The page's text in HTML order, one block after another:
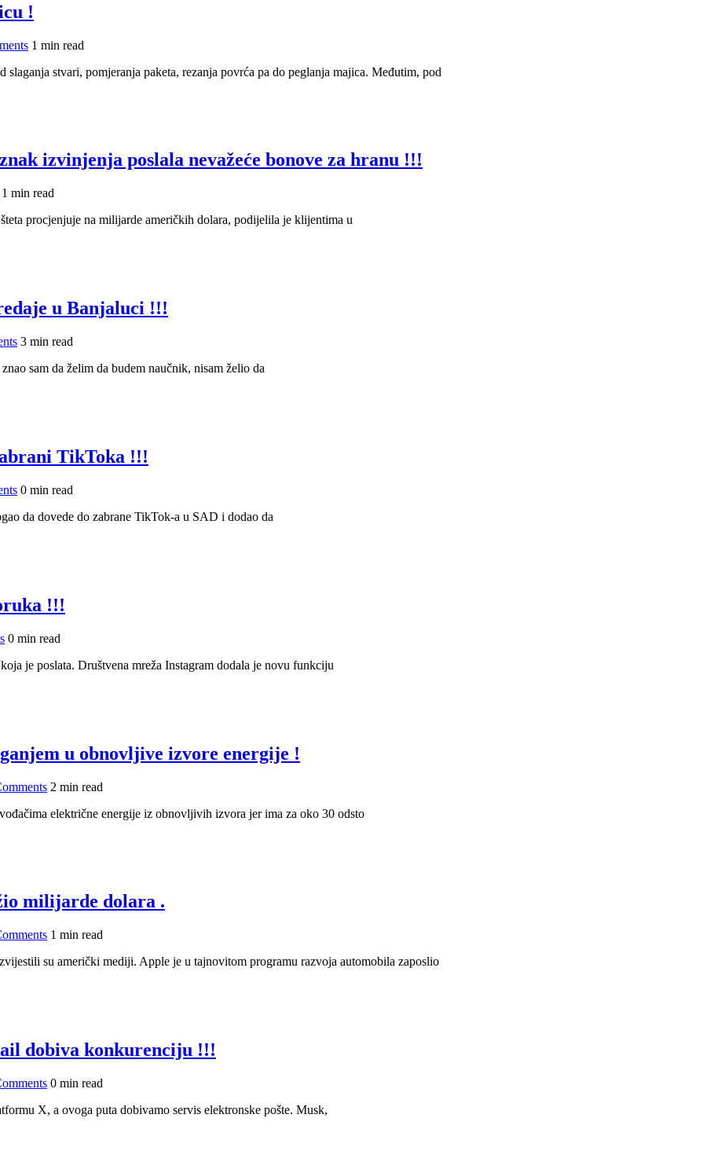
!
1 min read
stvari, pomjeranja paketa, rezanja povrća pa do peglanja majica. Međutim, pod
izvinjenja poslala nevažeće bonove za hranu !!!
1 min read
procjenjuje na milijarde američkih dolara, podijelila je klijentima u
u Banjaluci !!!
3 min read
sam da želim da budem naučnik, nisam želio da
TikToka !!!
0 min read
da dovede do zabrane TikTok-a u SAD i dodao da
!!!
0 min read
je poslata. Društvena mreža Instagram dodala je novu funkciju
u obnovljive izvore energije !
2 min read
električne energije iz obnovljivih izvora jer ima za oko 30 odsto
milijarde dolara .
1 min read
su američki mediji. Apple je u tajnovitom programu razvoja automobila zaposlio
dobiva konkurenciju !!!
0 min read
X, a ovoga puta dobivamo servis elektronske pošte. Musk,